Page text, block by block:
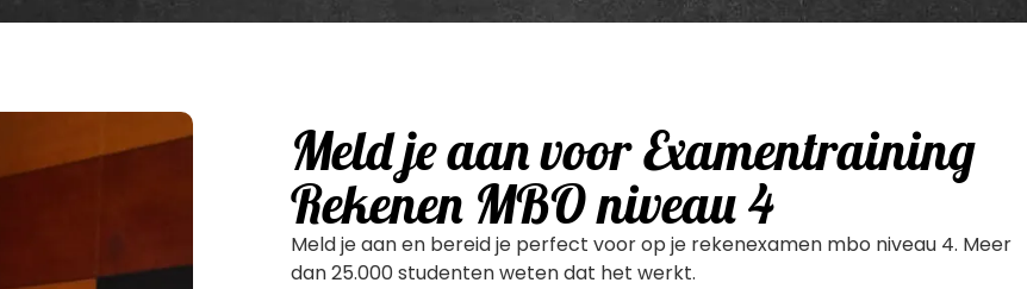
Meld je aan voor Examentraining
Rekenen MBO niveau 4
Meld je aan en bereid je perfect voor op je rekenexamen mbo niveau 4. Meer
dan 25.000 studenten weten dat het werkt.